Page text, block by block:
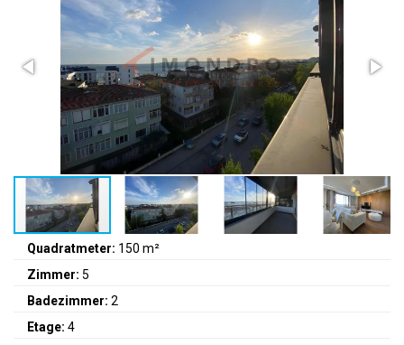
Quadratmeter: 150 m²
Zimmer: 5
Badezimmer: 2
Etage: 4